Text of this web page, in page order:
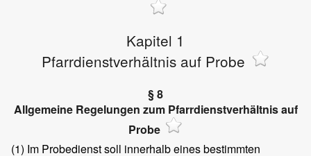
Kapitel 1
Pfarrdienstverhältnis auf Probe
§ 8
Allgemeine Regelungen zum Pfarrdienstverhältnis auf
Probe
(1) Im Probedienst soll innerhalb eines bestimmten